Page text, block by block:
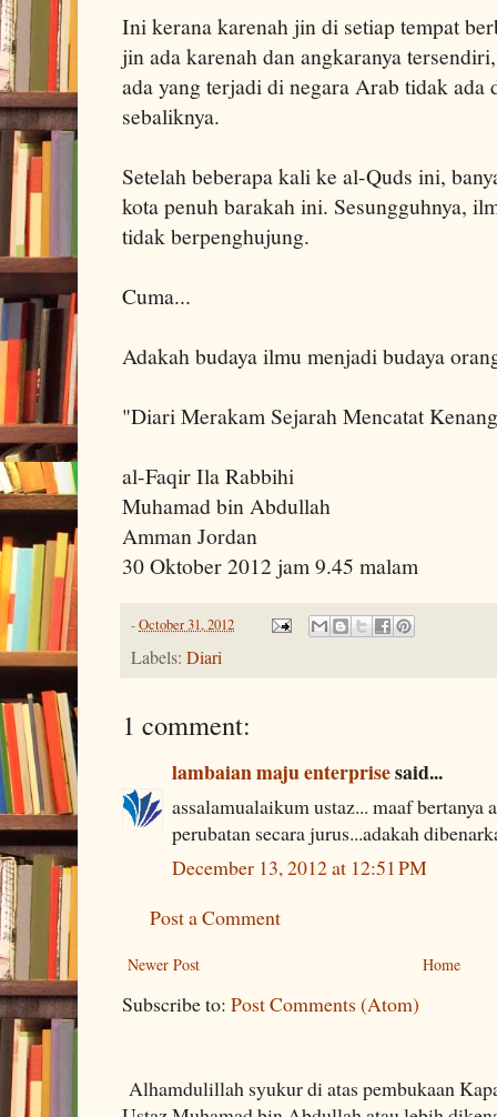
Ini kerana karenah jin di setiap tempat
jin ada karenah dan angkaranya
ada yang terjadi di negara Arab tidak ada
sebaliknya.
Setelah beberapa kali ke al-Quds ini,
kota penuh barakah ini. Sesungguhnya,
tidak berpenghujung.
Cuma...
Adakah budaya ilmu menjadi budaya
"Diari Merakam Sejarah Mencatat
al-Faqir Ila Rabbihi
Muhamad bin Abdullah
Amman Jordan
30 Oktober 2012 jam 9.45 malam
-October 31, 2012
Labels: Diari
1 comment:
lambaian maju enterprisesaid...
assalamualaikum ustaz... maaf bertanya
perubatan secara jurus...adakah
December 13, 2012 at 12:51 PM
Post a Comment
Newer Post Home
Subscribe to: Post Comments (Atom)
Alhamdulillah syukur di atas pembukaan